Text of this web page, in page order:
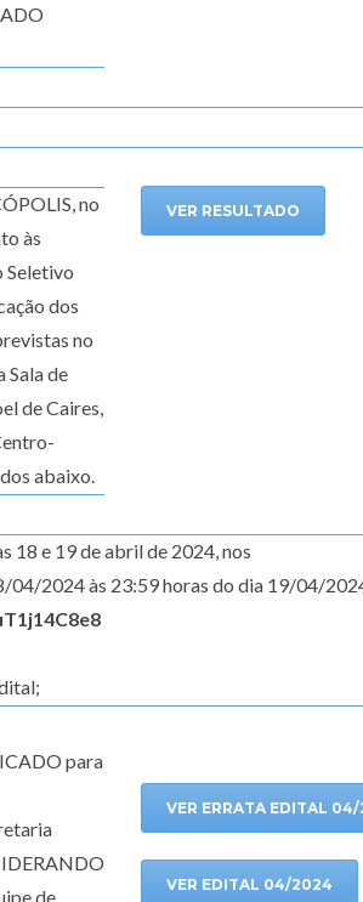
no
às
Seletivo
dos
no
Sala de
de Caires,
abaixo.
VER RESULTADO
18 e 19 de abril de 2024, nos
04/2024 às 23:59 horas do dia 19/04/
para
de
VER ERRATA EDITAL
VER EDITAL 04/2024